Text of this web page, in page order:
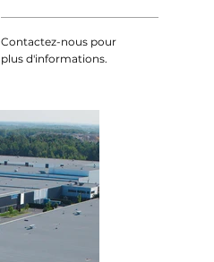
Contactez-nous pour
plus d'informations.